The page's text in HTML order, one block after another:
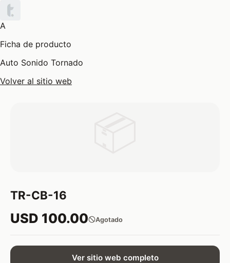
A
Ficha de producto
Auto Sonido Tornado
Volver al sitio web
TR-CB-16
USD 100.00 Agotado
Ver sitio web completo